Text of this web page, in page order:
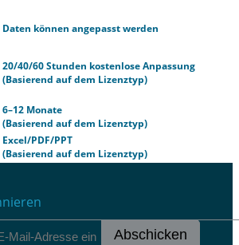
Daten können angepasst werden
20/40/60 Stunden kostenlose Anpassung
(Basierend auf dem Lizenztyp)
6–12 Monate
(Basierend auf dem Lizenztyp)
Excel/PDF/PPT
(Basierend auf dem Lizenztyp)
Abschicken